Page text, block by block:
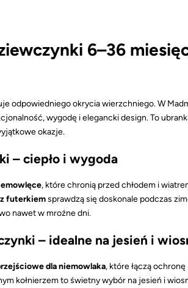
6–36
odpowiedniego okrycia wierzchniego. W
wygodę i elegancki design. To
okazje.
– ciepło i wygoda
, które chronią przed chłodem i
futerkiemsprawdzą się doskonale podczas
nawet w mroźne dni.
– idealne na jesień i
dla niemowlaka, które łączą
kołnierzem to świetny wybór na jesień i